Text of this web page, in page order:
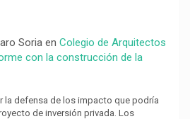
Soriaen Colegio de Arquitectos
con la construcción de la
la defensa de los impacto que podría
de inversión privada. Los